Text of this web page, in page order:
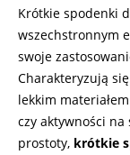
Krótkie spodenki
wszechstronnym
swoje
Charakteryzują
lekkim
czy aktywności
prostoty, krótkie